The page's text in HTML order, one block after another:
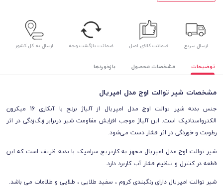
ارسال سریع ضمانت کالای اصل ضمانت بازگشت وجه ارسال به کل کشور
توضیحات مشخصات محصول بازخوردها
مشخصات شیر توالت اوج مدل امپریال
جنس بدنه شیر توالت اوج مدل امپریال از آلیاژ برنج با آبکاری 16 میکرون
الکترواستاتیک است. این آلیاژ موجب افزایش مقاومت شیر دربرابر زنگ‌زدگی در اثر
رطوبت و خوردگی در اثر فشار دست می‌شود.
شیر توالت اوج مدل امپریال مجهز به کارتریج سرامیک با بدنه ظریف است که این
قطعه در کنترل و تنظیم فشار آب کاربرد دارد.
شیر توالت امپریال دارای رنگبندی کروم ، سفید طلایی ، طلایی و طلامات می باشد.